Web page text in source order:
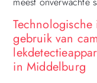
gebruik van
in Middelburg